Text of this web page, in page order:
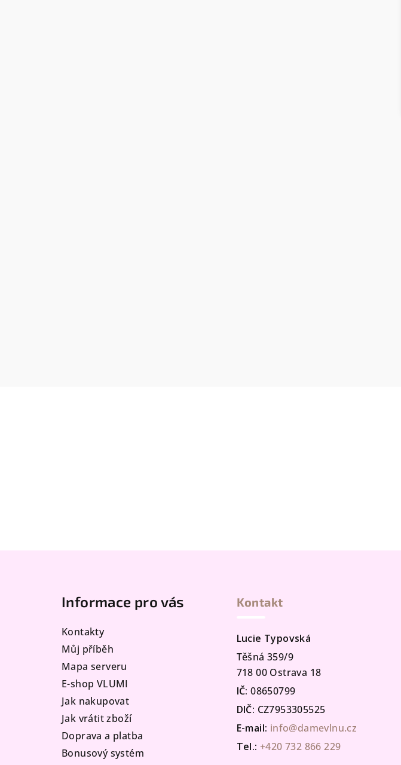
Informace pro vás
Kontakty
Můj příběh
Mapa serveru
E-shop VLUMI
Jak nakupovat
Jak vrátit zboží
Doprava a platba
Bonusový systém
Kontakt
Lucie Typovská
Těšná 359/9
718 00 Ostrava 18
IČ: 08650799
DIČ: CZ7953305525
E-mail: info@damevlnu.cz
Tel.: +420 732 866 229